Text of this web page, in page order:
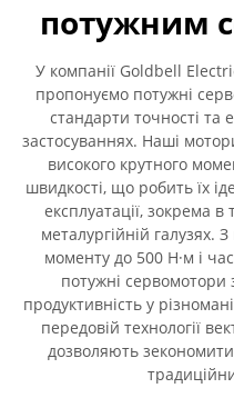
потужним
У компанії Goldbell
пропонуємо потужні
стандарти точності та
застосуваннях. Наші
високого крутного
швидкості, що робить їх
експлуатації, зокрема в
металургійній галузях.
моменту до 500 Н·м і
потужні
продуктивність у
передовій технології
дозволяють зекономити